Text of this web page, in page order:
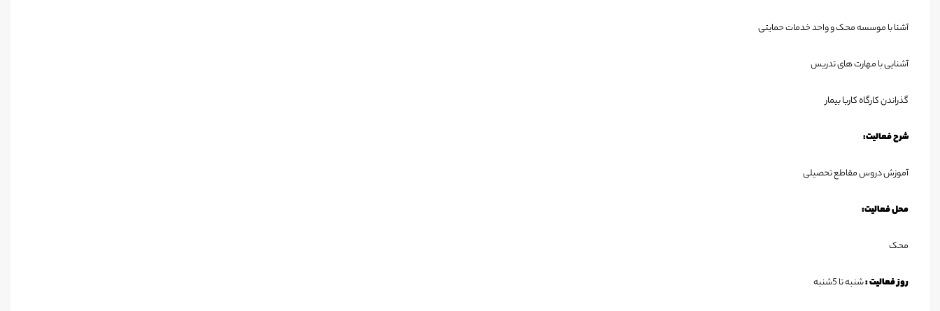
آشنا با موسسه محک و واحد خدمات حمایتی
آشنایی با مهارت های تدریس
گذراندن کارگاه کاربا بیمار
شرح فعالیت:
آموزش دروس مقاطع تحصیلی
محل فعالیت:
محک
روز فعالیت:شنبه تا 5شنبه